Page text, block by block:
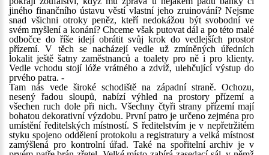
jiného finančního ústavu věstí vlastní jeho zruinování? Nejsme
snad všichni otroky peněz, kteří nedokážou být svobodní ve
svém myšlení a konání? Chceme však putovat dál a po této malé
odbočce do říše idejí obrátit svůj krok do vedlejších prostor
přízemí. V těch se nacházejí vedle už zmíněných úředních
lokalit ještě šatny zaměstnanců a toalety pro ně i pro klienty.
Vedle vchodu stojí lóže vrátného a zdviž, ulehčující výstup do
prvého patra. -
Tam nás vede široké schodiště na západní straně. Ochozu,
nesený řadou sloupů, nabízí výhled na prostory přízemí a
všechen ruch dole při nich. Všechny čtyři strany přízemí mají
bohatou dekorativní výzdobu. První patro je určeno zejména pro
umístění ředitelských místností. S ředitelstvím je v nepřetržitém
styku spojeno oddělení protokolu a registratury a velká místnost
zamýšlená pro kontrolní úřad. Také na spořitelní archiv je v